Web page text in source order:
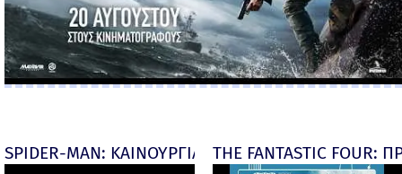
SPIDER-MAN: ΚΑΙΝΟΥΡΓΙΑ ΜΕΡΑ (Spider-Man:
THE FANTASTIC